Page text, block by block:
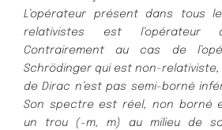
L’opérateur présent dans tous
relativistes est l’opérateur
Contrairement au cas de
Schrödinger qui est non-relativiste,
de Dirac n’est pas semi-borné
Son spectre est réel, non borné
un trou (−m, m) au milieu de